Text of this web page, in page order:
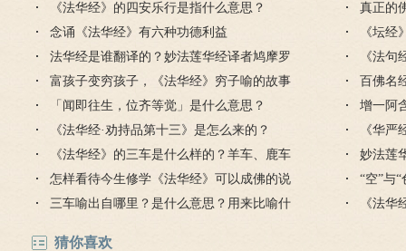
《法华经》的四安乐行是指什么意思？
念诵《法华经》有六种功德利益
法华经是谁翻译的？妙法莲华经译者鸠摩罗
什介绍
富孩子变穷孩子，《法华经》穷子喻的故事
「闻即往生，位齐等觉」是什么意思？
《法华经·劝持品第十三》是怎么来的？
《法华经》的三车是什么样的？羊车、鹿车
和牛车
怎样看待今生修学《法华经》可以成佛的说
法？
三车喻出自哪里？是什么意思？用来比喻什
真正的
毒是魔
《坛
思
《法
的讲解
百佛名
增一阿
《华严
么意思
妙法莲
“空”与
《法
猜你喜欢